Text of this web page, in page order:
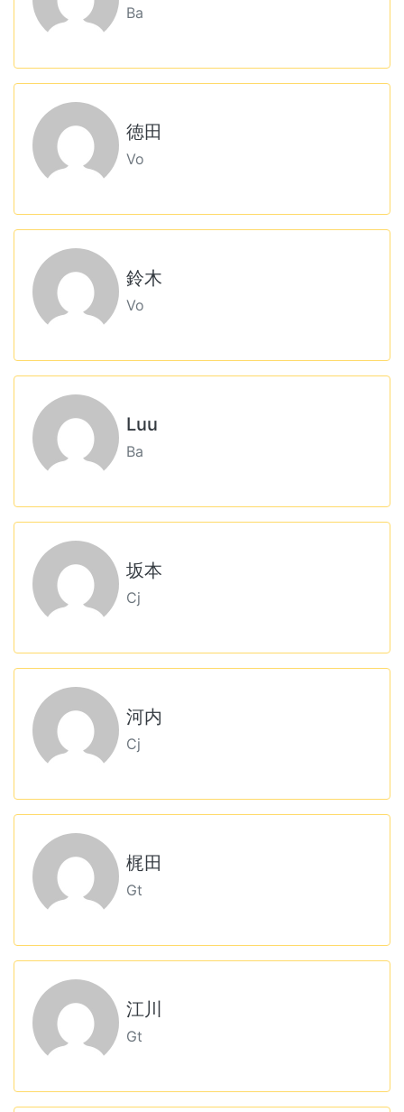
Ba
徳田
Vo
鈴木
Vo
Luu
Ba
坂本
Cj
河内
Cj
梶田
Gt
江川
Gt